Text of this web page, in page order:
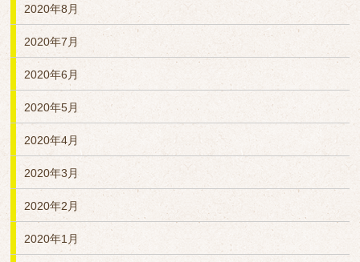
2020年8月
2020年7月
2020年6月
2020年5月
2020年4月
2020年3月
2020年2月
2020年1月